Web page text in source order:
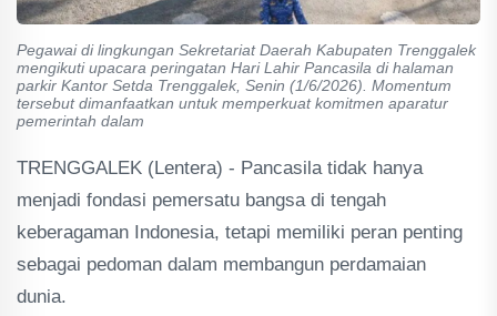
Pegawai di lingkungan Sekretariat Daerah Kabupaten Trenggalek
mengikuti upacara peringatan Hari Lahir Pancasila di halaman
parkir Kantor Setda Trenggalek, Senin (1/6/2026). Momentum
tersebut dimanfaatkan untuk memperkuat komitmen aparatur
pemerintah dalam
TRENGGALEK (Lentera) - Pancasila tidak hanya
menjadi fondasi pemersatu bangsa di tengah
keberagaman Indonesia, tetapi memiliki peran penting
sebagai pedoman dalam membangun perdamaian
dunia.